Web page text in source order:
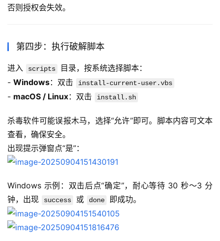
否则授权会失效。
第四步：执行破解脚本
进入 scripts
目录，按系统选择脚本：
- Windows：双击 install-current-user.vbs
- macOS / Linux：双击 install.sh
杀毒软件可能误报木马，选择“允许”即可。脚本内容可文本
查看，确保安全。
出现提示弹窗点“是”：
Windows 示例：双击后点“确定”，耐心等待 30 秒～3 分
钟，出现
success 或 done 即成功。